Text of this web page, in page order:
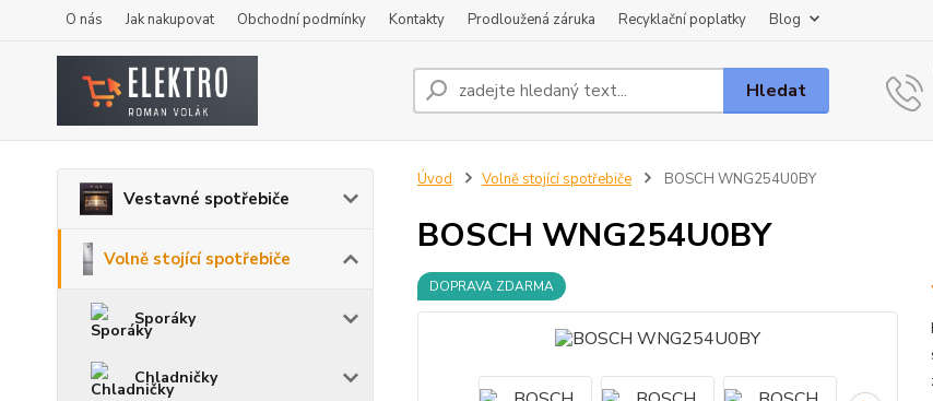
O nás Jak nakupovat Obchodní podmínky Kontakty Prodloužená záruka Recyklační poplatky Blog
Hledat
Vestavné spotřebiče
Volně stojící spotřebiče
Sporáky
Chladničky
Úvod Volně stojící spotřebiče BOSCH WNG254U0BY
BOSCH WNG254U0BY
DOPRAVA ZDARMA